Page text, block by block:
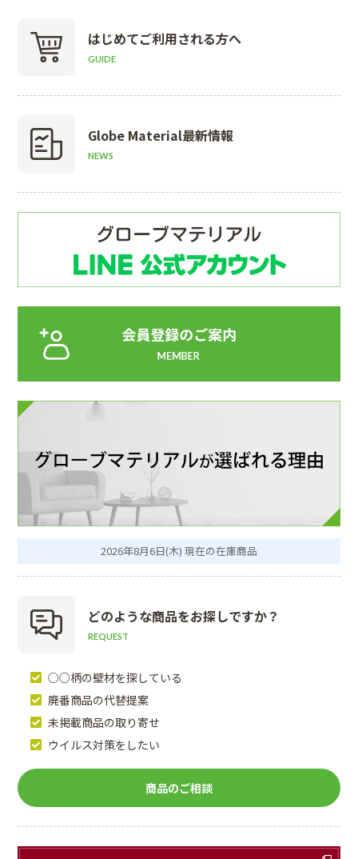
はじめてご利用される方へ
GUIDE
Globe Material最新情報
NEWS
2026年8月6日(木) 現在の在庫商品
どのような商品をお探しですか？
REQUEST
○○柄の壁材を探している
廃番商品の代替提案
未掲載商品の取り寄せ
ウイルス対策をしたい
商品のご相談